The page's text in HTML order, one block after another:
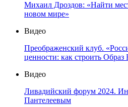
Михаил Дроздов: «Найти
новом мире»
Видео
Преображенский клуб.
ценности: как строить Образ
Видео
Ливадийский форум 2024.
Пантелеевым